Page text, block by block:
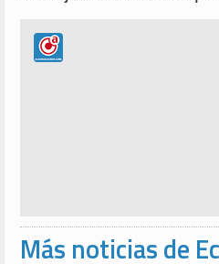
Más noticias de